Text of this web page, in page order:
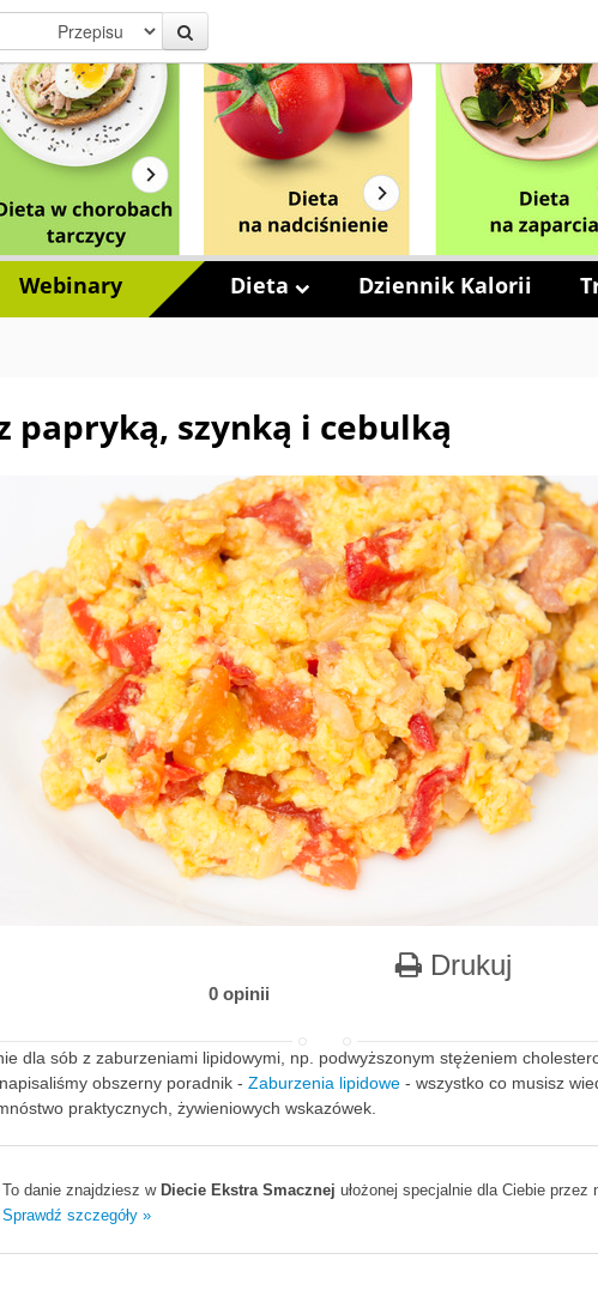
Webinary Dieta Dziennik Kalorii
papryką, szynką i cebulką
0 opinii
Drukuj
dla sób z zaburzeniami lipidowymi, np. podwyższonym stężeniem
obszerny poradnik - Zaburzenia lipidowe - wszystko co musisz
praktycznych, żywieniowych wskazówek.
To danie znajdziesz w Diecie Ekstra Smacznej ułożonej specjalnie dla Ciebie przez
Sprawdź szczegóły »